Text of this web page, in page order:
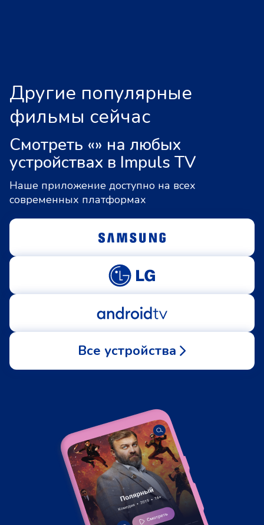
Другие популярные
фильмы сейчас
Смотреть «» на любых
устройствах в Impuls TV
Наше приложение доступно на всех
современных платформах
Все устройства